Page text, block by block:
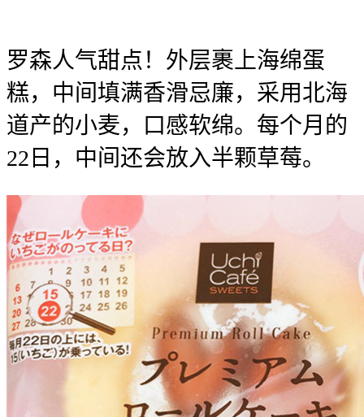
罗森人气甜点！外层裹上海绵蛋
糕，中间填满香滑忌廉，采用北海
道产的小麦，口感软绵。每个月的
22日，中间还会放入半颗草莓。